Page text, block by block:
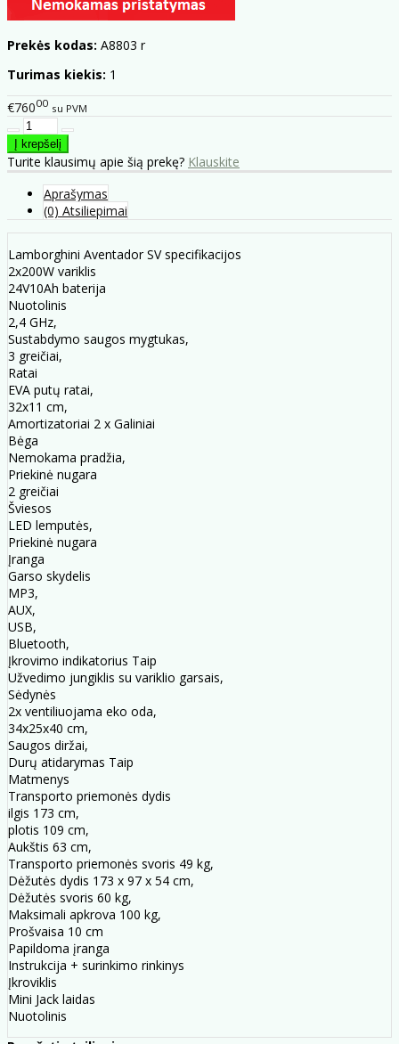
Prekės kodas: A8803 r
Turimas kiekis: 1
€76000 su PVM
Turite klausimų apie šią prekę? Klauskite
Aprašymas
(0) Atsiliepimai
Lamborghini Aventador SV specifikacijos
2x200W variklis
24V10Ah baterija
Nuotolinis
2,4 GHz,
Sustabdymo saugos mygtukas,
3 greičiai,
Ratai
EVA putų ratai,
32x11 cm,
Amortizatoriai 2 x Galiniai
Bėga
Nemokama pradžia,
Priekinė nugara
2 greičiai
Šviesos
LED lemputės,
Priekinė nugara
Įranga
Garso skydelis
MP3,
AUX,
USB,
Bluetooth,
Įkrovimo indikatorius Taip
Užvedimo jungiklis su variklio garsais,
Sėdynės
2x ventiliuojama eko oda,
34x25x40 cm,
Saugos diržai,
Durų atidarymas Taip
Matmenys
Transporto priemonės dydis
ilgis 173 cm,
plotis 109 cm,
Aukštis 63 cm,
Transporto priemonės svoris 49 kg,
Dėžutės dydis 173 x 97 x 54 cm,
Dėžutės svoris 60 kg,
Maksimali apkrova 100 kg,
Prošvaisa 10 cm
Papildoma įranga
Instrukcija + surinkimo rinkinys
Įkroviklis
Mini Jack laidas
Nuotolinis